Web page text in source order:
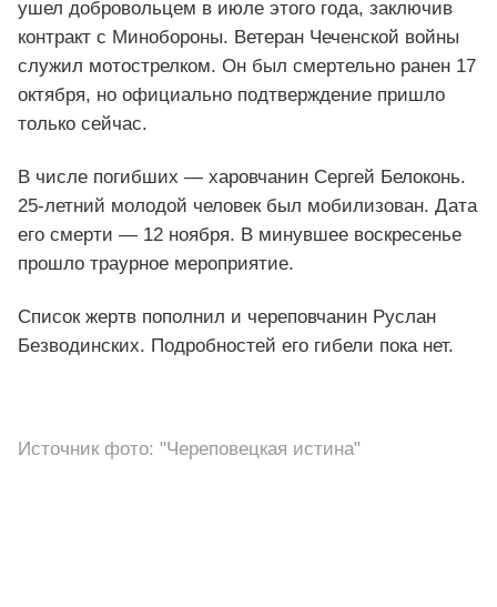
ушел добровольцем в июле этого года, заключив
контракт с Минобороны. Ветеран Чеченской войны
служил мотострелком. Он был смертельно ранен 17
октября, но официально подтверждение пришло
только сейчас.
В числе погибших — харовчанин Сергей Белоконь.
25-летний молодой человек был мобилизован. Дата
его смерти — 12 ноября. В минувшее воскресенье
прошло траурное мероприятие.
Список жертв пополнил и череповчанин Руслан
Безводинских. Подробностей его гибели пока нет.
Источник фото: "Череповецкая истина"